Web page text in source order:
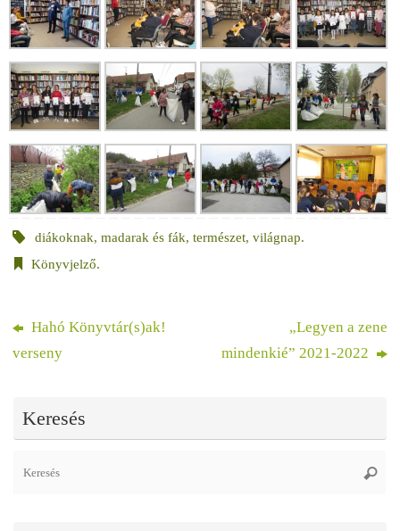
diákoknak,madarak és fák,természet,világnap.
Könyvjelző.
Hahó Könyvtár(s)ak!
verseny
„Legyen a zene
mindenkié” 2021-2022
Keresés